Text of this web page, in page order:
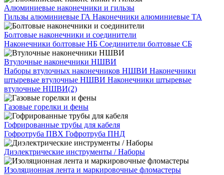
Алюминиевые наконечники и гильзы
Гильзы алюминиевые ГА Наконечники алюминиевые ТА
Болтовые наконечники и соединители
Наконечники болтовые НБ Соединители болтовые СБ
Втулочные наконечники НШВИ
Наборы втулочных наконечников НШВИ Наконечники
штыревые втулочные НШВИ Наконечники штыревые
втулочные НШВИ(2)
Газовые горелки и фены
Гофрированные трубы для кабеля
Гофротруба ПВХ Гофротруба ПНД
Диэлектрические инструменты / Наборы
Изоляционная лента и маркировочные фломастеры